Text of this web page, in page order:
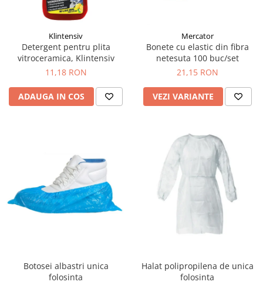
Klintensiv
Detergent pentru plita
vitroceramica, Klintensiv
11,18 RON
ADAUGA IN COS
Mercator
Bonete cu elastic din fibra
netesuta 100 buc/set
21,15 RON
VEZI VARIANTE
Botosei albastri unica
folosinta
Halat polipropilena de unica
folosinta